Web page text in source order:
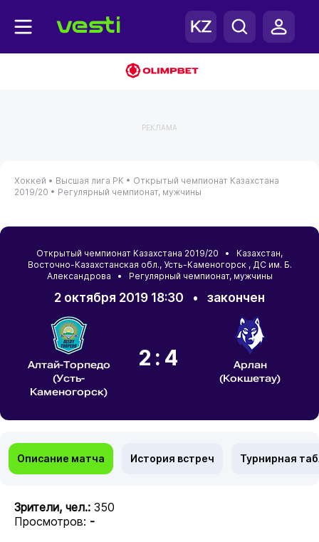
РЕКЛАМА
Хоккей • Высшая лига РК • Открытый чемпионат Казахстана
2019/20 • Регулярный чемпионат, мужчины
Открытый чемпионат Казахстана 2019/20 • Казахстан,
Восточно-Казахстанская обл., Усть-Каменогорск , ДС им. Б.
Александрова • Регулярный чемпионат, мужчины
2 октября 2019 18:30 • закончен
Алтай-Торпедо
(Усть-
Каменогорск)
2:4
Арлан
(Кокшетау)
Описание матча История встреч Турнирная
Зрители, чел.: 350
Просмотров: -